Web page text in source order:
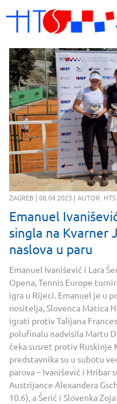
ZAGREB | 08.04.2023 | AUTOR: HTS
Emanuel
singla na Kvarner
naslova u paru
Emanuel Ivanišević i Lara
Opena, Tennis Europe
igra u Rijeci. Emanuel je u
nositelja, Slovenca Matica
igrati protiv Talijana
polufinalu nadvisila Martu
čeka susret protiv Ruskinje
predstavnika su u subotu
parova – Ivanišević i Hribar
Austrijance Alexandera
10.6), a Šerić i Slovenka